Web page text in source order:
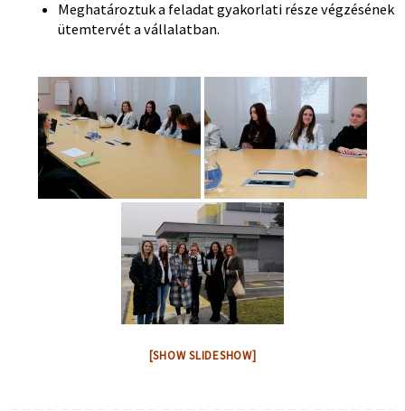
Meghatároztuk a feladat gyakorlati része végzésének
ütemtervét a vállalatban.
[SHOW SLIDESHOW]